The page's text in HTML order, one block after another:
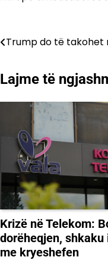
Lëvizje
postimet
Trump do të takohet
Lajme të
Krizë në Telekom:
dorëheqjen, shkaku
me kryeshefen